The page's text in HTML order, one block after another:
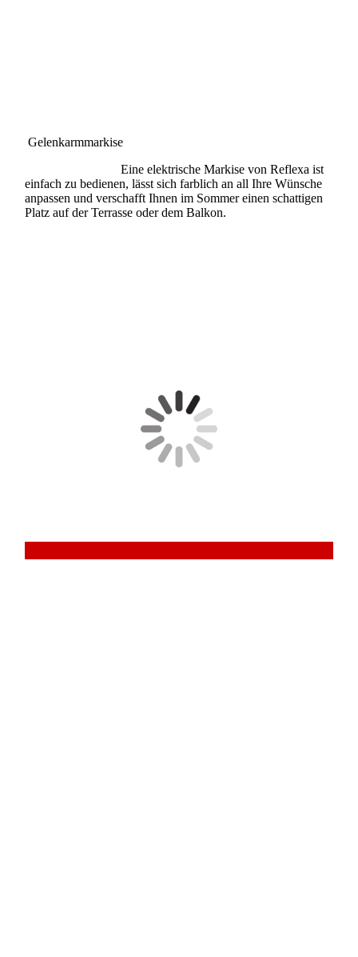
Gelenkarmmarkise
Eine elektrische Markise von Reflexa ist
einfach zu bedienen, lässt sich farblich an all Ihre Wünsche
anpassen und verschafft Ihnen im Sommer einen schattigen
Platz auf der Terrasse oder dem Balkon.